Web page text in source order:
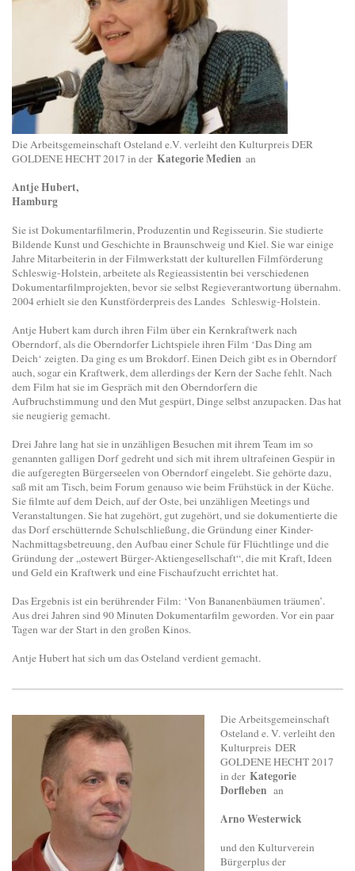
Die Arbeitsgemeinschaft Osteland e.V. verleiht den Kulturpreis DER
GOLDENE HECHT 2017 in der Kategorie Medien an
Antje Hubert,
Hamburg
Sie ist Dokumentarfilmerin, Produzentin und Regisseurin. Sie studierte
Bildende Kunst und Geschichte in Braunschweig und Kiel. Sie war einige
Jahre Mitarbeiterin in der Filmwerkstatt der kulturellen Filmförderung
Schleswig-Holstein, arbeitete als Regieassistentin bei verschiedenen
Dokumentarfilmprojekten, bevor sie selbst Regieverantwortung übernahm.
2004 erhielt sie den Kunstförderpreis des Landes Schleswig-Holstein.
Antje Hubert kam durch ihren Film über ein Kernkraftwerk nach
Oberndorf, als die Oberndorfer Lichtspiele ihren Film ‘Das Ding am
Deich‘ zeigten. Da ging es um Brokdorf. Einen Deich gibt es in Oberndorf
auch, sogar ein Kraftwerk, dem allerdings der Kern der Sache fehlt. Nach
dem Film hat sie im Gespräch mit den Oberndorfern die
Aufbruchstimmung und den Mut gespürt, Dinge selbst anzupacken. Das hat
sie neugierig gemacht.
Drei Jahre lang hat sie in unzähligen Besuchen mit ihrem Team im so
genannten galligen Dorf gedreht und sich mit ihrem ultrafeinen Gespür in
die aufgeregten Bürgerseelen von Oberndorf eingelebt. Sie gehörte dazu,
saß mit am Tisch, beim Forum genauso wie beim Frühstück in der Küche.
Sie filmte auf dem Deich, auf der Oste, bei unzähligen Meetings und
Veranstaltungen. Sie hat zugehört, gut zugehört, und sie dokumentierte die
das Dorf erschütternde Schulschließung, die Gründung einer Kinder-
Nachmittagsbetreuung, den Aufbau einer Schule für Flüchtlinge und die
Gründung der „ostewert Bürger-Aktiengesellschaft“, die mit Kraft, Ideen
und Geld ein Kraftwerk und eine Fischaufzucht errichtet hat.
Das Ergebnis ist ein berührender Film: ‘Von Bananenbäumen träumen’.
Aus drei Jahren sind 90 Minuten Dokumentarfilm geworden. Vor ein paar
Tagen war der Start in den großen Kinos.
Antje Hubert hat sich um das Osteland verdient gemacht.
Die Arbeitsgemeinschaft
Osteland e. V. verleiht den
Kulturpreis DER
GOLDENE HECHT 2017
in der Kategorie
Dorfleben an
Arno Westerwick
und den Kulturverein
Bürgerplus der